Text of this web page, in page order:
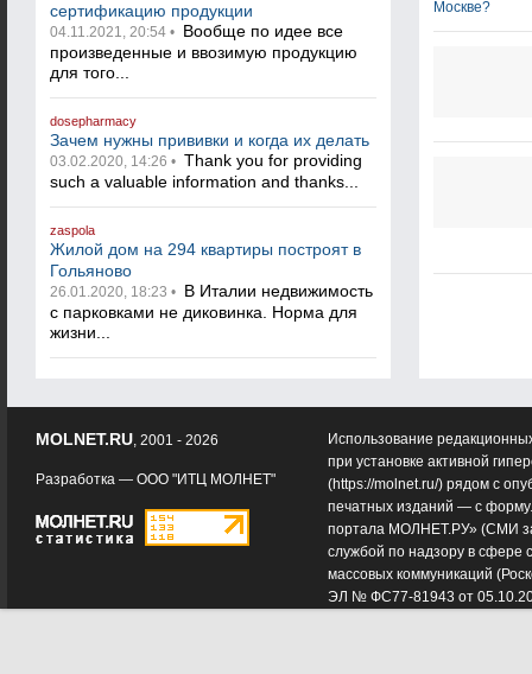
сертификацию продукции
04.11.2021, 20:54 • Вообще по идее все
произведенные и ввозимую продукцию
для того...
dosepharmacy
Зачем нужны прививки и когда их делать
03.02.2020, 14:26 • Thank you for providing
such a valuable information and thanks...
zaspola
Жилой дом на 294 квартиры построят в
Гольяново
26.01.2020, 18:23 • В Италии недвижимость
с парковками не диковинка. Норма для
жизни...
Использование
при установке активной
(https://molnet.ru/) рядом с
печатных изданий — с
портала МОЛНЕТ.РУ» (СМИ
службой по надзору в сфере
массовых коммуникаций
ЭЛ № ФС77-81943 от
MOLNET.RU, 2001 - 2026
Разработка — ООО "ИТЦ МОЛНЕТ"